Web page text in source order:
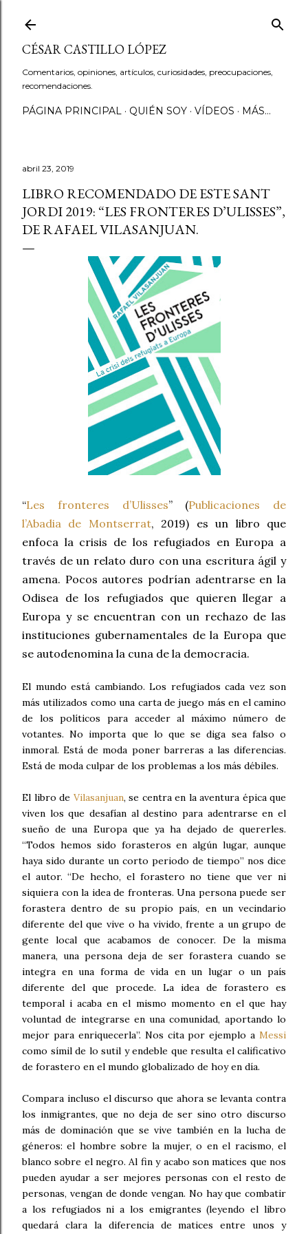
CÉSAR CASTILLO LÓPEZ
Comentarios, opiniones, artículos, curiosidades, preocupaciones,
recomendaciones.
PÁGINA PRINCIPAL QUIÉN SOY VÍDEOS MÁS…
abril 23, 2019
LIBRO RECOMENDADO DE ESTE SANT
JORDI 2019: “LES FRONTERES D’ULISSES”,
DE RAFAEL VILASANJUAN.
“Les fronteres d’Ulisses” (Publicaciones de
l’Abadia de Montserrat, 2019) es un libro que
enfoca la crisis de los refugiados en Europa a
través de un relato duro con una escritura ágil y
amena. Pocos autores podrían adentrarse en la
Odisea de los refugiados que quieren llegar a
Europa y se encuentran con un rechazo de las
instituciones gubernamentales de la Europa que
se autodenomina la cuna de la democracia.
El mundo está cambiando. Los refugiados cada vez son
más utilizados como una carta de juego más en el camino
de los políticos para acceder al máximo número de
votantes. No importa que lo que se diga sea falso o
inmoral. Está de moda poner barreras a las diferencias.
Está de moda culpar de los problemas a los más débiles.
El libro de Vilasanjuan, se centra en la aventura épica que
viven los que desafían al destino para adentrarse en el
sueño de una Europa que ya ha dejado de quererles.
“Todos hemos sido forasteros en algún lugar, aunque
haya sido durante un corto periodo de tiempo” nos dice
el autor. “De hecho, el forastero no tiene que ver ni
siquiera con la idea de fronteras. Una persona puede ser
forastera dentro de su propio país, en un vecindario
diferente del que vive o ha vivido, frente a un grupo de
gente local que acabamos de conocer. De la misma
manera, una persona deja de ser forastera cuando se
integra en una forma de vida en un lugar o un país
diferente del que procede. La idea de forastero es
temporal i acaba en el mismo momento en el que hay
voluntad de integrarse en una comunidad, aportando lo
mejor para enriquecerla”. Nos cita por ejemplo a Messi
como símil de lo sutil y endeble que resulta el calificativo
de forastero en el mundo globalizado de hoy en día.
Compara incluso el discurso que ahora se levanta contra
los inmigrantes, que no deja de ser sino otro discurso
más de dominación que se vive también en la lucha de
géneros: el hombre sobre la mujer, o en el racismo, el
blanco sobre el negro. Al fin y acabo son matices que nos
pueden ayudar a ser mejores personas con el resto de
personas, vengan de donde vengan. No hay que combatir
a los refugiados ni a los emigrantes (leyendo el libro
quedará clara la diferencia de matices entre unos y